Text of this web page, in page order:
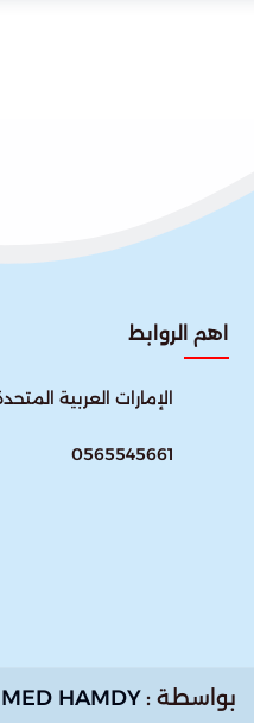
اهم الروابط
الإمارات العربية
0565545661
بواسطة :HAMDY